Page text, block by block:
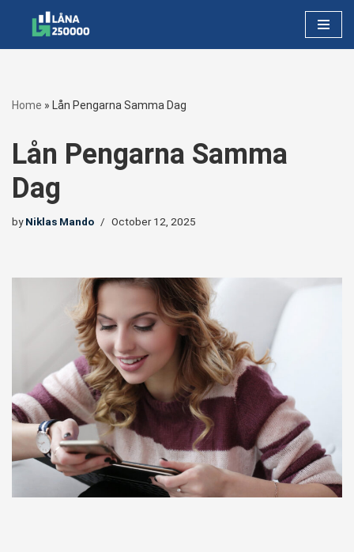
Home » Lån Pengarna Samma Dag
Lån Pengarna Samma
Dag
byNiklas Mando October 12, 2025